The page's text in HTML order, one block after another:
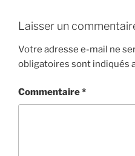
Laisser un
Votre adresse e-mail ne
obligatoires sont indiqués
Commentaire*